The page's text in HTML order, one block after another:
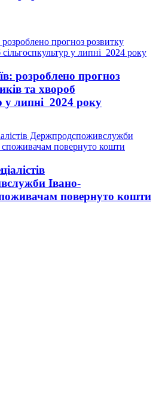
розроблено прогноз
та хвороб
у липні 2024 року
Івано-
повернуто кошти